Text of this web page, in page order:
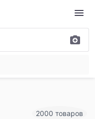
2000 товаров